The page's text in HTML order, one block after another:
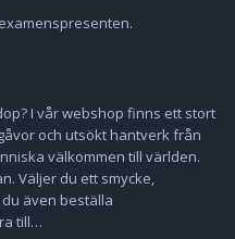
I vår webshop finns ett stort
och utsökt hantverk från
välkommen till världen.
Väljer du ett smycke,
även beställa
till…